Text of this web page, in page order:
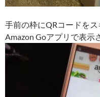
手前の枠にQRコードを
Amazon Goアプリで表示